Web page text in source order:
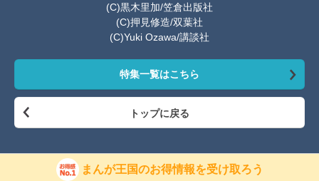
(C)黒木里加/笠倉出版社
(C)押見修造/双葉社
(C)Yuki Ozawa/講談社
特集一覧はこちら
トップに戻る
まんが王国のお得情報を受け取ろう